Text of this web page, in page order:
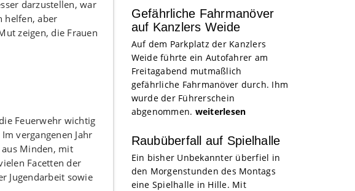
darzustellen, war
helfen, aber
zeigen, die Frauen
Feuerwehr wichtig
vergangenen Jahr
Minden, mit
Facetten der
Jugendarbeit sowie
Gefährliche Fahrmanöver
auf Kanzlers Weide
Auf dem Parkplatz der Kanzlers
Weide führte ein Autofahrer am
Freitagabend mutmaßlich
gefährliche Fahrmanöver durch. Ihm
wurde der Führerschein
abgenommen. weiterlesen
Raubüberfall auf Spielhalle
Ein bisher Unbekannter überfiel in
den Morgenstunden des Montags
eine Spielhalle in Hille. Mit